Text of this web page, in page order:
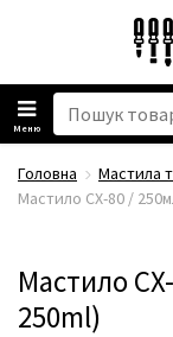
Меню
Головна Мастила
Мастило CX-80 /
Мастило
250ml)